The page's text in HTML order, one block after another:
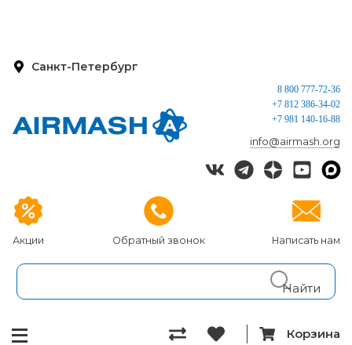
Санкт-Петербург
Акции Обратный звонок Написать нам
8 800 777-72-36
+7 812 386-34-02
+7 981 140-16-88
info@airmash.org
Корзина